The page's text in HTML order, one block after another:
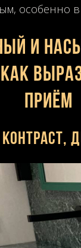
особенно в
и
приём